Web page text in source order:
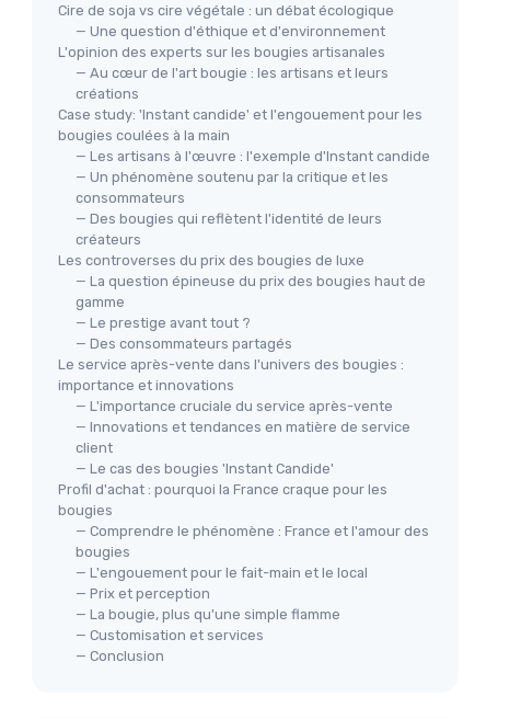
Cire de soja vs cire végétale : un débat écologique
— Une question d'éthique et d'environnement
L'opinion des experts sur les bougies artisanales
— Au cœur de l'art bougie : les artisans et leurs
créations
Case study: 'Instant candide' et l'engouement pour les
bougies coulées à la main
— Les artisans à l'œuvre : l'exemple d'Instant candide
— Un phénomène soutenu par la critique et les
consommateurs
— Des bougies qui reflètent l'identité de leurs
créateurs
Les controverses du prix des bougies de luxe
— La question épineuse du prix des bougies haut de
gamme
— Le prestige avant tout ?
— Des consommateurs partagés
Le service après-vente dans l'univers des bougies :
importance et innovations
— L'importance cruciale du service après-vente
— Innovations et tendances en matière de service
client
— Le cas des bougies 'Instant Candide'
Profil d'achat : pourquoi la France craque pour les
bougies
— Comprendre le phénomène : France et l'amour des
bougies
— L'engouement pour le fait-main et le local
— Prix et perception
— La bougie, plus qu'une simple flamme
— Customisation et services
— Conclusion